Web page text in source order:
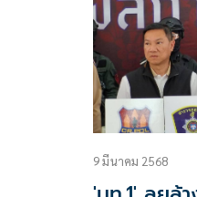
9 มีนาคม 2568